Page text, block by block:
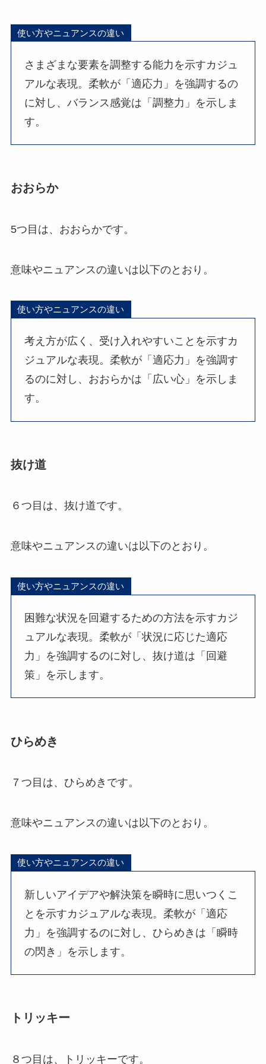
使い方やニュアンスの違い
さまざまな要素を調整する能力を示すカジュ
アルな表現。柔軟が「適応力」を強調するの
に対し、バランス感覚は「調整力」を示しま
す。
おおらか
5つ目は、おおらかです。
意味やニュアンスの違いは以下のとおり。
使い方やニュアンスの違い
考え方が広く、受け入れやすいことを示すカ
ジュアルな表現。柔軟が「適応力」を強調す
るのに対し、おおらかは「広い心」を示しま
す。
抜け道
６つ目は、抜け道です。
意味やニュアンスの違いは以下のとおり。
使い方やニュアンスの違い
困難な状況を回避するための方法を示すカジ
ュアルな表現。柔軟が「状況に応じた適応
力」を強調するのに対し、抜け道は「回避
策」を示します。
ひらめき
７つ目は、ひらめきです。
意味やニュアンスの違いは以下のとおり。
使い方やニュアンスの違い
新しいアイデアや解決策を瞬時に思いつくこ
とを示すカジュアルな表現。柔軟が「適応
力」を強調するのに対し、ひらめきは「瞬時
の閃き」を示します。
トリッキー
８つ目は、トリッキーです。